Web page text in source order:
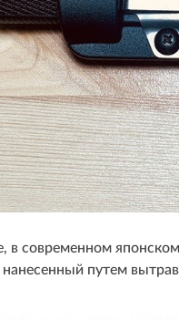
современном
путем